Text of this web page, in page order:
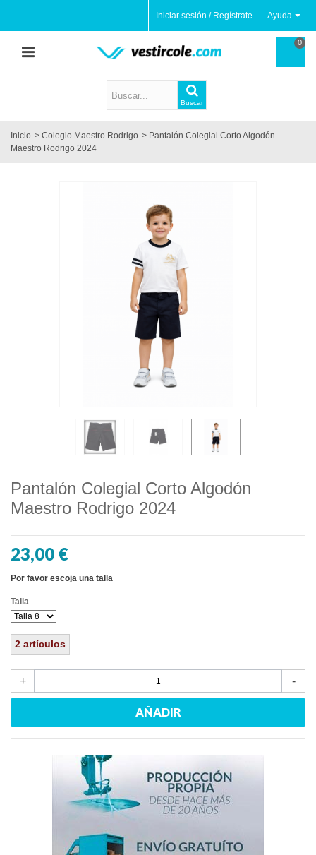
Ayuda
Iniciar sesión / Regístrate
0
Buscar
Inicio > Colegio Maestro Rodrigo > Pantalón Colegial Corto Algodón
Maestro Rodrigo 2024
Pantalón Colegial Corto Algodón
Maestro Rodrigo 2024
23,00 €
Por favor escoja una talla
Talla
2 artículos
-
+
AÑADIR